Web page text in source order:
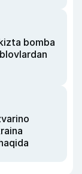
bomba